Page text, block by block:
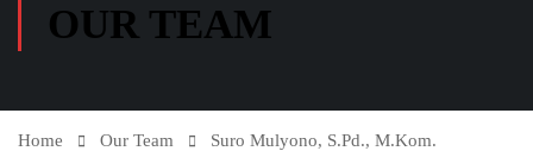
OUR TEAM
Home Our Team Suro Mulyono, S.Pd., M.Kom.